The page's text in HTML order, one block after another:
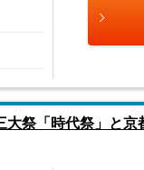
祭「時代祭」と京